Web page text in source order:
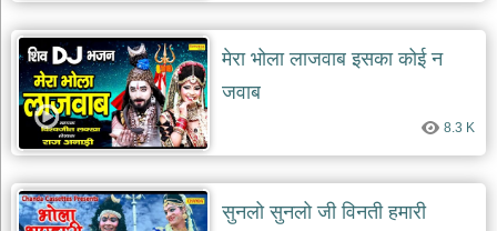
मेरा भोला लाजवाब इसका कोई न
जवाब
8.3 K
सुनलो सुनलो जी विनती हमारी